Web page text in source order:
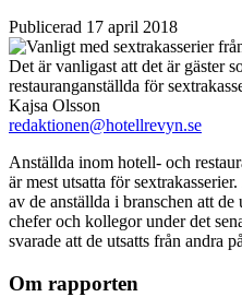
Publicerad 17 april 2018
Det är vanligast att det är gäster
restauranganställda för
Kajsa Olsson
redaktionen@hotellrevyn.se
Anställda inom hotell- och
är mest utsatta för
av de anställda i branschen att
chefer och kollegor under det
svarade att de utsatts från andra
Om rapporten